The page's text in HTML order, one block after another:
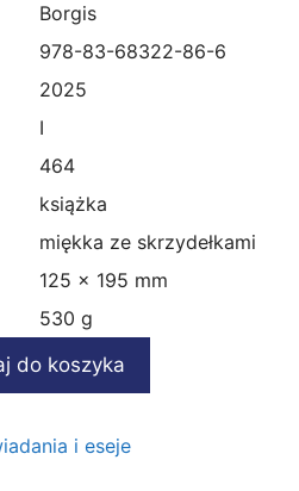
Borgis
978-83-68322-86-6
2025
I
464
książka
miękka ze skrzydełkami
125 x 195 mm
530 g
do koszyka
i eseje